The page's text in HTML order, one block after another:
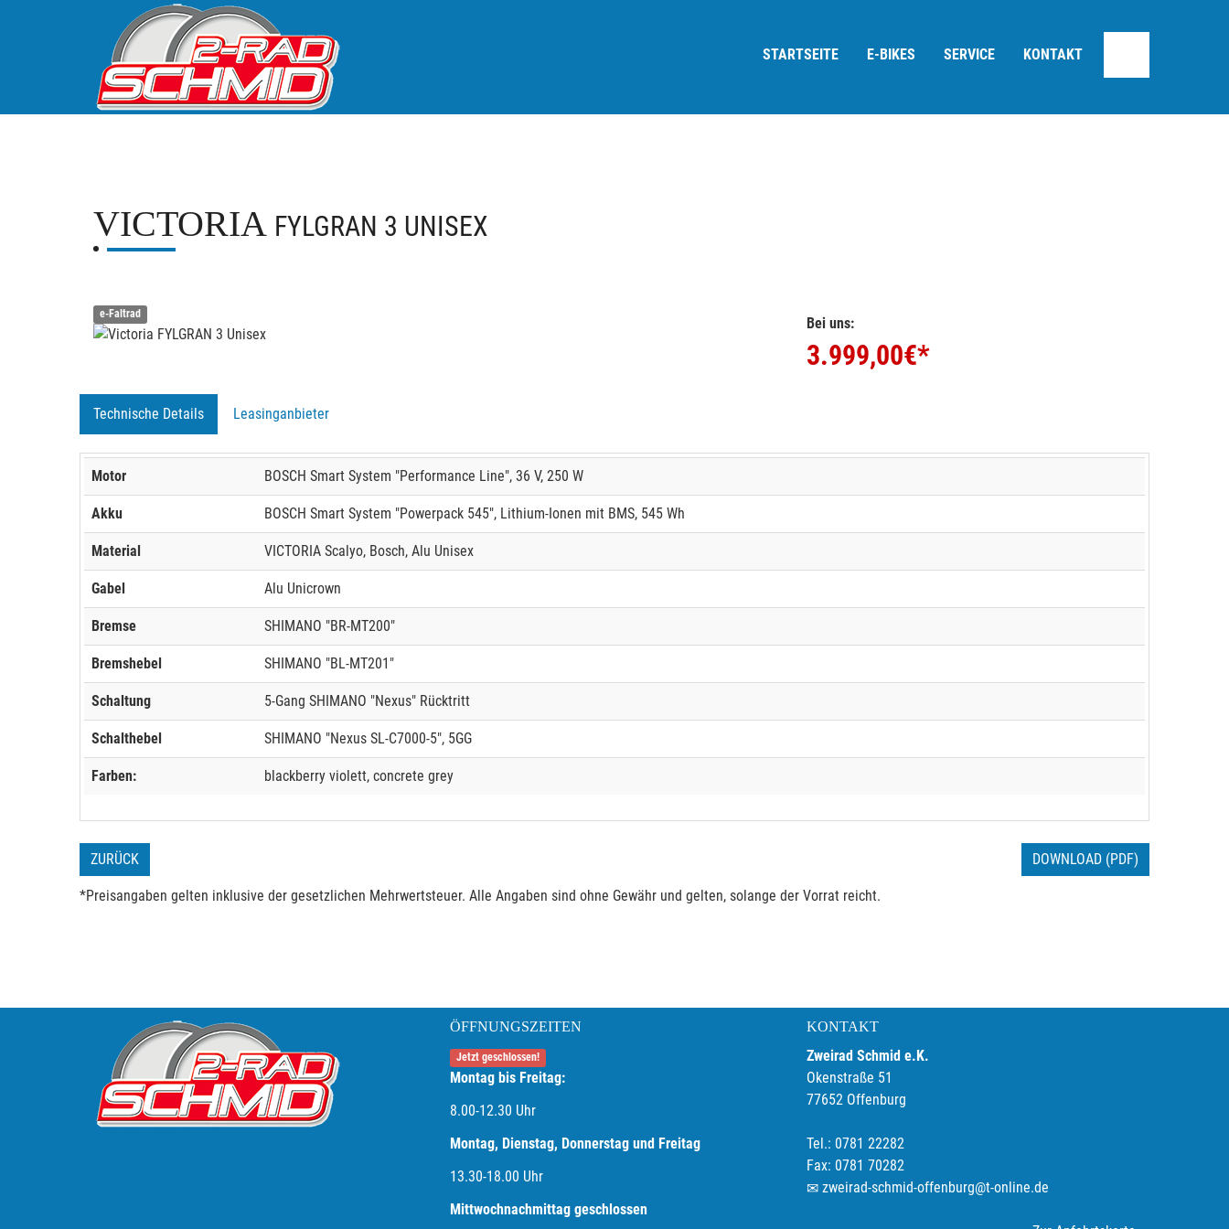
STARTSEITE E-BIKES SERVICE KONTAKT
VICTORIA FYLGRAN 3 UNISEX
e-Faltrad
Bei uns:
3.999,00€*
Technische Details Leasinganbieter
Motor BOSCH Smart System "Performance Line", 36 V, 250 W
Akku BOSCH Smart System "Powerpack 545", Lithium-Ionen mit BMS, 545 Wh
Material VICTORIA Scalyo, Bosch, Alu Unisex
Gabel Alu Unicrown
Bremse SHIMANO "BR-MT200"
Bremshebel SHIMANO "BL-MT201"
Schaltung 5-Gang SHIMANO "Nexus" Rücktritt
Schalthebel SHIMANO "Nexus SL-C7000-5", 5GG
Farben: blackberry violett, concrete grey
ZURÜCK DOWNLOAD (PDF)
*Preisangaben gelten inklusive der gesetzlichen Mehrwertsteuer. Alle Angaben sind ohne Gewähr und gelten, solange der Vorrat reicht.
ÖFFNUNGSZEITEN
Jetzt geschlossen!
Montag bis Freitag:
8.00-12.30 Uhr
Montag, Dienstag, Donnerstag und Freitag
13.30-18.00 Uhr
Mittwochnachmittag geschlossen
KONTAKT
Zweirad Schmid e.K.
Okenstraße 51
77652 Offenburg
Tel.: 0781 22282
Fax: 0781 70282
zweirad-schmid-offenburg@t-online.de